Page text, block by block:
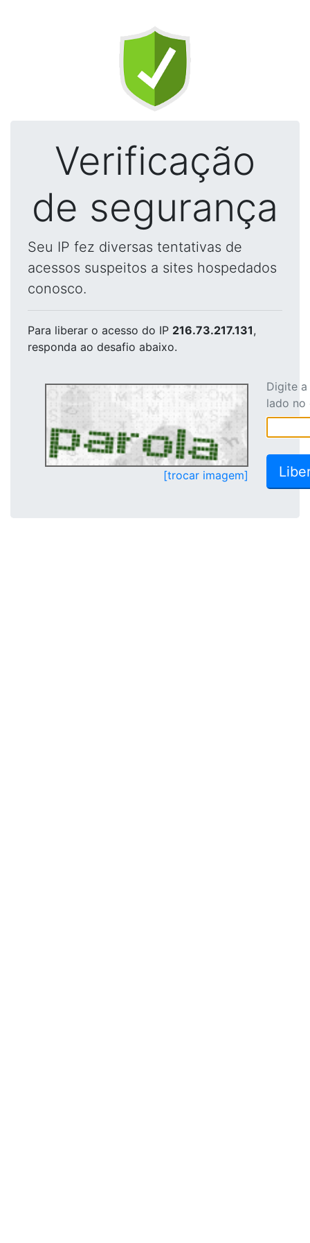
Verificação
de segurança
Seu IP fez diversas tentativas de
acessos suspeitos a sites hospedados
conosco.
Para liberar o acesso do IP 216.73.217.131,
responda ao desafio abaixo.
[trocar imagem]
Digite
lado no